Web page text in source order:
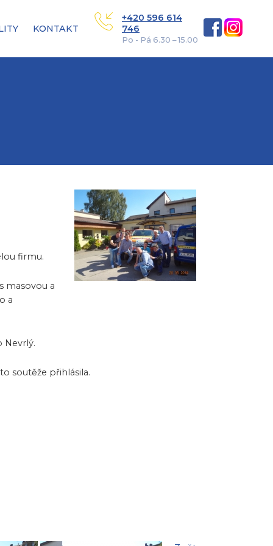
KONTAKT
+420 596 614
746
Po - Pá 6.30 – 15.00
firmu.
masovou a
a
Nevrlý.
soutěže přihlásila.